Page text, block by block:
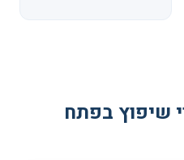
שיפוץ בפתח